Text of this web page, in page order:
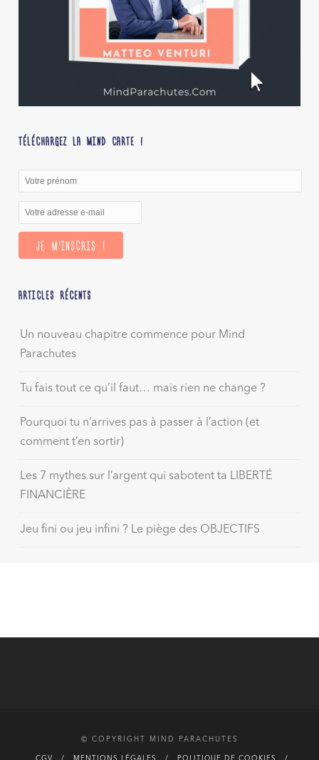
TÉLÉCHARGEZ LA MIND CARTE !
ARTICLES RÉCENTS
Un nouveau chapitre commence pour Mind
Parachutes
Tu fais tout ce qu’il faut… mais rien ne change ?
Pourquoi tu n’arrives pas à passer à l’action (et
comment t’en sortir)
Les 7 mythes sur l’argent qui sabotent ta LIBERTÉ
FINANCIÈRE
Jeu fini ou jeu infini ? Le piège des OBJECTIFS
© COPYRIGHT MIND PARACHUTES
CGV MENTIONS LÉGALES POLITIQUE DE COOKIES